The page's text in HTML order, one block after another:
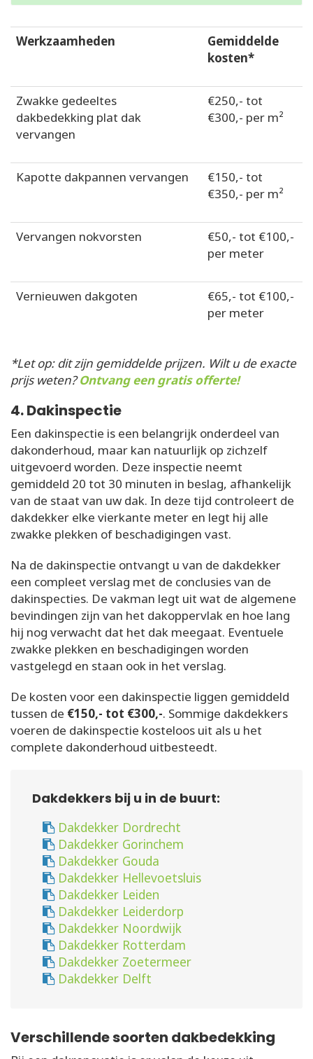
Werkzaamheden
Gemiddelde
kosten*
Zwakke gedeeltes
dakbedekking plat dak
vervangen
€250,- tot
€300,- per m²
Kapotte dakpannen vervangen
€150,- tot
€350,- per m²
Vervangen nokvorsten
€50,- tot €100,-
per meter
Vernieuwen dakgoten
€65,- tot €100,-
per meter
*Let op: dit zijn gemiddelde prijzen. Wilt u de exacte
prijs weten?Ontvang een gratis offerte!
4. Dakinspectie
Een dakinspectie is een belangrijk onderdeel van
dakonderhoud, maar kan natuurlijk op zichzelf
uitgevoerd worden. Deze inspectie neemt
gemiddeld 20 tot 30 minuten in beslag, afhankelijk
van de staat van uw dak. In deze tijd controleert de
dakdekker elke vierkante meter en legt hij alle
zwakke plekken of beschadigingen vast.
Na de dakinspectie ontvangt u van de dakdekker
een compleet verslag met de conclusies van de
dakinspecties. De vakman legt uit wat de algemene
bevindingen zijn van het dakoppervlak en hoe lang
hij nog verwacht dat het dak meegaat. Eventuele
zwakke plekken en beschadigingen worden
vastgelegd en staan ook in het verslag.
De kosten voor een dakinspectie liggen gemiddeld
tussen de €150,- tot €300,-. Sommige dakdekkers
voeren de dakinspectie kosteloos uit als u het
complete dakonderhoud uitbesteedt.
Dakdekkers bij u in de buurt:
Dakdekker Dordrecht
Dakdekker Gorinchem
Dakdekker Gouda
Dakdekker Hellevoetsluis
Dakdekker Leiden
Dakdekker Leiderdorp
Dakdekker Noordwijk
Dakdekker Rotterdam
Dakdekker Zoetermeer
Dakdekker Delft
Verschillende soorten dakbedekking